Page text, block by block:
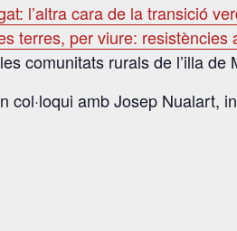
l’altra cara de la transició
terres, per viure: resistències
comunitats rurals de l’illa de
amb Josep Nualart,